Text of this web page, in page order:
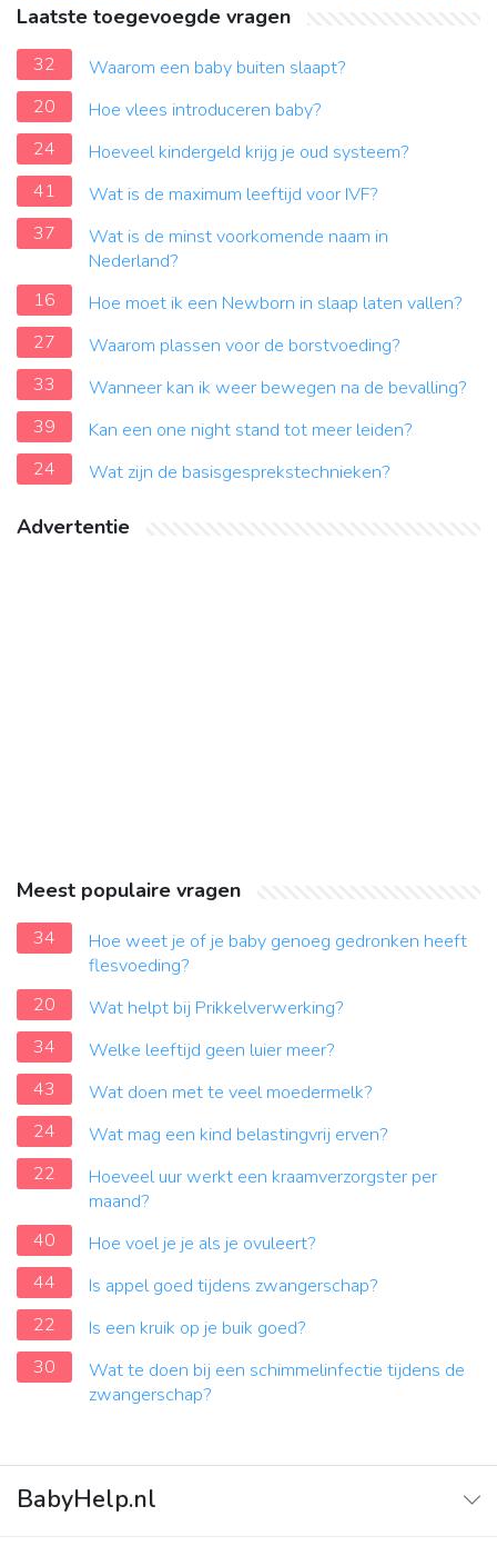
Laatste toegevoegde vragen
32
Waarom een baby buiten slaapt?
20
Hoe vlees introduceren baby?
24
Hoeveel kindergeld krijg je oud systeem?
41
Wat is de maximum leeftijd voor IVF?
37
Wat is de minst voorkomende naam in
Nederland?
16
Hoe moet ik een Newborn in slaap laten vallen?
27
Waarom plassen voor de borstvoeding?
33
Wanneer kan ik weer bewegen na de bevalling?
39
Kan een one night stand tot meer leiden?
24
Wat zijn de basisgesprekstechnieken?
Advertentie
Meest populaire vragen
34
Hoe weet je of je baby genoeg gedronken heeft
flesvoeding?
20
Wat helpt bij Prikkelverwerking?
34
Welke leeftijd geen luier meer?
43
Wat doen met te veel moedermelk?
24
Wat mag een kind belastingvrij erven?
22
Hoeveel uur werkt een kraamverzorgster per
maand?
40
Hoe voel je je als je ovuleert?
44
Is appel goed tijdens zwangerschap?
22
Is een kruik op je buik goed?
30
Wat te doen bij een schimmelinfectie tijdens de
zwangerschap?
BabyHelp.nl